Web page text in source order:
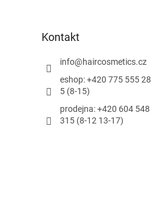
Kontakt
info@haircosmetics.cz
eshop: +420 775 555 28
5 (8-15)
prodejna: +420 604 548
315 (8-12 13-17)